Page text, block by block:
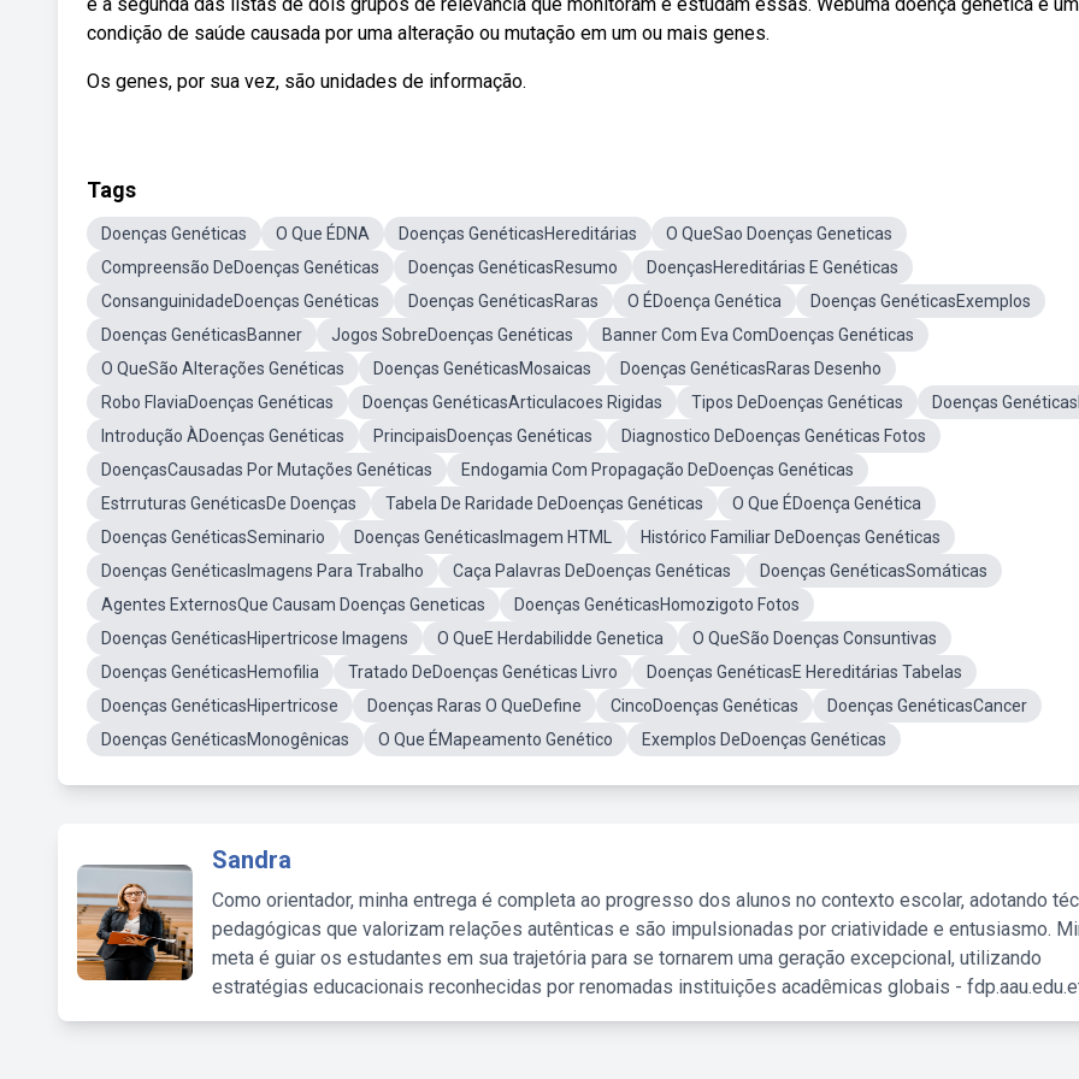
condição de saúde causada por uma alteração ou mutação em um ou mais genes.
Os genes, por sua vez, são unidades de informação.
Tags
Doenças Genéticas O Que ÉDNA Doenças GenéticasHereditárias
O QueSao Doenças Geneticas
Compreensão DeDoenças Genéticas
Doenças GenéticasResumo
DoençasHereditárias E Genéticas
ConsanguinidadeDoenças Genéticas
Doenças GenéticasRaras O ÉDoença Genética
Doenças GenéticasExemplos
Doenças GenéticasBanner
Jogos SobreDoenças Genéticas
Banner Com Eva ComDoenças Genéticas
O QueSão Alterações Genéticas
Doenças GenéticasMosaicas
Doenças GenéticasRaras Desenho
Robo FlaviaDoenças Genéticas
Doenças GenéticasArticulacoes Rigidas Tipos DeDoenças Genéticas
Doenças
Introdução ÀDoenças Genéticas
PrincipaisDoenças Genéticas
Diagnostico DeDoenças Genéticas Fotos
DoençasCausadas Por Mutações Genéticas
Endogamia Com Propagação DeDoenças Genéticas
Estrruturas GenéticasDe Doenças
Tabela De Raridade DeDoenças Genéticas
O Que ÉDoença Genética
Doenças GenéticasSeminario
Doenças GenéticasImagem HTML
Histórico Familiar DeDoenças Genéticas
Doenças GenéticasImagens Para Trabalho
Caça Palavras DeDoenças Genéticas
Doenças GenéticasSomáticas
Agentes ExternosQue Causam Doenças Geneticas
Doenças GenéticasHomozigoto Fotos
Doenças GenéticasHipertricose Imagens
O QueE Herdabilidde Genetica
O QueSão Doenças Consuntivas
Doenças GenéticasHemofilia
Tratado DeDoenças Genéticas Livro
Doenças GenéticasE Hereditárias Tabelas
Doenças GenéticasHipertricose
Doenças Raras O QueDefine CincoDoenças Genéticas
Doenças GenéticasCancer
Doenças GenéticasMonogênicas
O Que ÉMapeamento Genético Exemplos DeDoenças Genéticas
Sandra
Como orientador, minha entrega é completa ao progresso dos alunos no contexto escolar, adotando
pedagógicas que valorizam relações autênticas e são impulsionadas por criatividade e entusiasmo.
meta é guiar os estudantes em sua trajetória para se tornarem uma geração excepcional, utilizando
estratégias educacionais reconhecidas por renomadas instituições acadêmicas globais -